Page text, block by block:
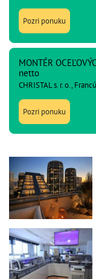
Pozri ponuku
MONTÉR
netto
CHRISTAL s. r. o.,
Pozri ponuku